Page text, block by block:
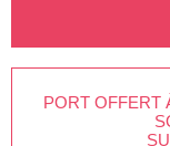
PORT OFFERT